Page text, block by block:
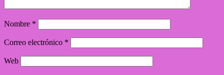
Nombre *
Correo electrónico *
Web